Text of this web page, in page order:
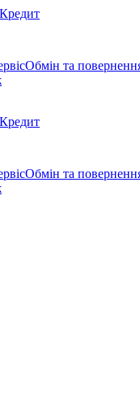
Кредит
Обмін та
Кредит
Обмін та